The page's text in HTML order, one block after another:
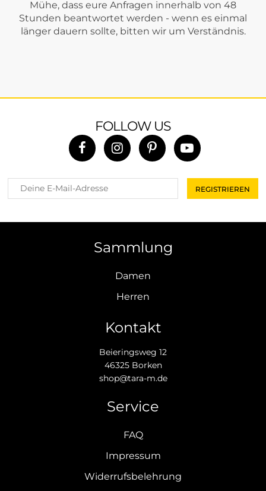
Mühe, dass eure Anfragen innerhalb von 48
Stunden beantwortet werden - wenn es einmal
länger dauern sollte, bitten wir um Verständnis.
FOLLOW US
Sammlung
Damen
Herren
Kontakt
Beieringsweg 12
46325 Borken
shop@tara-m.de
Service
FAQ
Impressum
Widerrufsbelehrung